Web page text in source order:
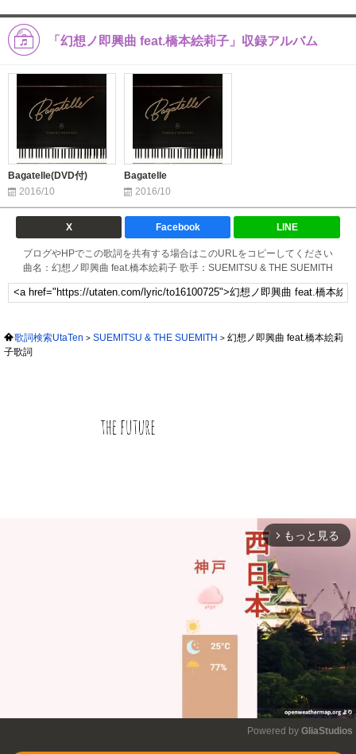
「幻想ノ即興曲 feat.橋本絵莉子」収録アルバム
Bagatelle(DVD付)
2016/10
Bagatelle
2016/10
X Facebook LINE
ブログやHPでこの歌詞を共有する場合はこのURLをコピーしてください
曲名：幻想ノ即興曲 feat.橋本絵莉子 歌手：SUEMITSU & THE SUEMITH
歌詞検索UtaTen SUEMITSU & THE SUEMITH
幻想ノ即興曲 feat.橋本絵莉
子歌詞
arrow_forward_ios もっと見る
Powered by GliaStudios